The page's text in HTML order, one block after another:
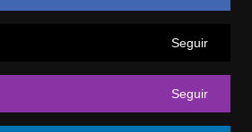
Seguir
Seguir